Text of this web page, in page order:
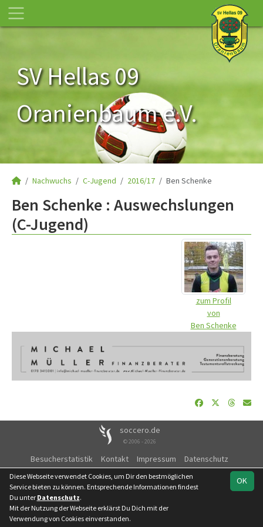
SV Hellas 09
Oranienbaum e.V.
Nachwuchs C-Jugend 2016/17 Ben Schenke
Ben Schenke : Auswechslungen
(C-Jugend)
zum Profil
von
Ben Schenke
soccero.de
© 2006 - 2026
Besucherstatistik Kontakt Impressum
Datenschutz
Facebook
OK
Diese Webseite verwendet Cookies, um Dir den bestmöglichen
Service bieten zu können. Entsprechende Informationen findest
Du unter Datenschutz.
Mit der Nutzung der Webseite erklärst Du Dich mit der
Verwendung von Cookies einverstanden.